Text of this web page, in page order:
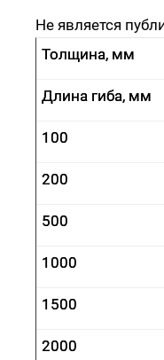
Не является
Толщина, мм
Толщина, мм
Длина гиба, мм
Длина гиба, мм
100
100
200
200
500
500
1000
1000
1500
1500
2000
2000